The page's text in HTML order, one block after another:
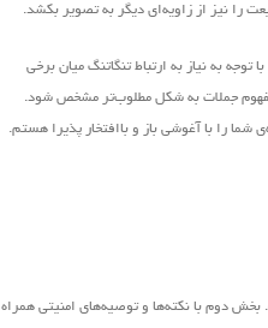
را نیز از زاویه‌ای دیگر به تصویر بکشد.
به نیاز به ارتباط تنگاتنگ میان برخی
مفهوم جملات به شکل مطلوب‌تر مشخص شود.
را با آغوشی باز و باافتخار پذیرا هستم.
دوم با نکته‌ها و توصیه‌های امنیتی همراه